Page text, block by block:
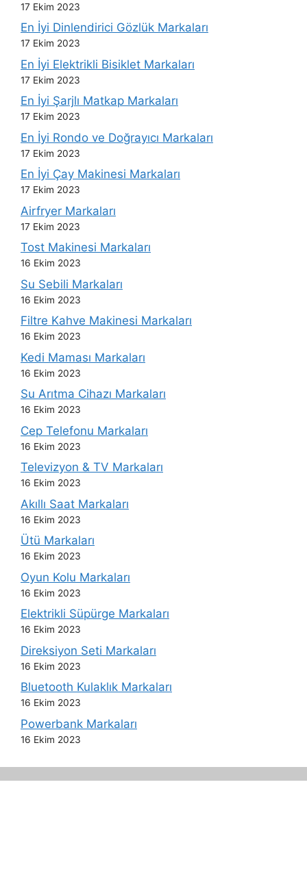
17 Ekim 2023
En İyi Dinlendirici Gözlük Markaları
17 Ekim 2023
En İyi Elektrikli Bisiklet Markaları
17 Ekim 2023
En İyi Şarjlı Matkap Markaları
17 Ekim 2023
En İyi Rondo ve Doğrayıcı Markaları
17 Ekim 2023
En İyi Çay Makinesi Markaları
17 Ekim 2023
Airfryer Markaları
17 Ekim 2023
Tost Makinesi Markaları
16 Ekim 2023
Su Sebili Markaları
16 Ekim 2023
Filtre Kahve Makinesi Markaları
16 Ekim 2023
Kedi Maması Markaları
16 Ekim 2023
Su Arıtma Cihazı Markaları
16 Ekim 2023
Cep Telefonu Markaları
16 Ekim 2023
Televizyon & TV Markaları
16 Ekim 2023
Akıllı Saat Markaları
16 Ekim 2023
Ütü Markaları
16 Ekim 2023
Oyun Kolu Markaları
16 Ekim 2023
Elektrikli Süpürge Markaları
16 Ekim 2023
Direksiyon Seti Markaları
16 Ekim 2023
Bluetooth Kulaklık Markaları
16 Ekim 2023
Powerbank Markaları
16 Ekim 2023